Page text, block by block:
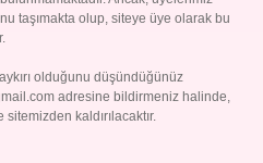
taşımakta olup, siteye üye olarak bu
olduğunu düşündüğünüz
adresine bildirmeniz halinde,
kaldırılacaktır.